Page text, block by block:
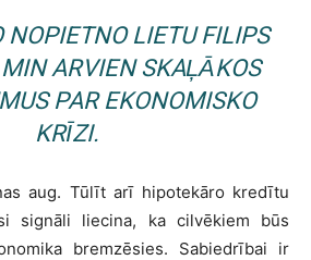
LIETU FILIPS
ARVIEN SKAĻĀKOS
PAR EKONOMISKO
KRĪZI.
aug. Tūlīt arī hipotekāro kredītu
signāli liecina, ka cilvēkiem būs
bremzēsies. Sabiedrībai ir